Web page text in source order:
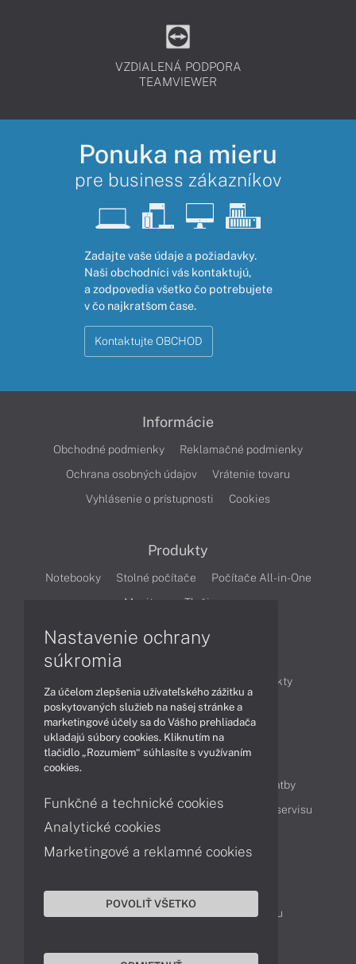
VZDIALENÁ PODPORA
TEAMVIEWER
Ponuka na mieru
pre business zákazníkov
Zadajte vaše údaje a požiadavky.
Naši obchodníci vás kontaktujú,
a zodpovedia všetko čo potrebujete
v čo najkratšom čase.
Kontaktujte OBCHOD
Informácie
Obchodné podmienky
Reklamačné podmienky
Ochrana osobných údajov
Vrátenie tovaru
Vyhlásenie o prístupnosti
Cookies
Produkty
Notebooky Stolné počítače
Počítače All-in-One
Monitory
Tlačiarne
Produkty
Technológie
Videá
Obsah
Možnosti doručenia a platby
Podpora a servis
Servisné služby Cenník servisu
Kontakty
043 4224 771
Obchodné oddelenie
Reklamácia tovaru
Nastavenie ochrany
súkromia
Za účelom zlepšenia užívateľského zážitku a
poskytovaných služieb na našej stránke a
marketingové účely sa do Vášho prehliadača
ukladajú súbory cookies. Kliknutím na
tlačidlo „Rozumiem“ súhlasíte s využívaním
cookies.
Funkčné a technické cookies
Analytické cookies
Marketingové a reklamné cookies
POVOLIŤ VŠETKO